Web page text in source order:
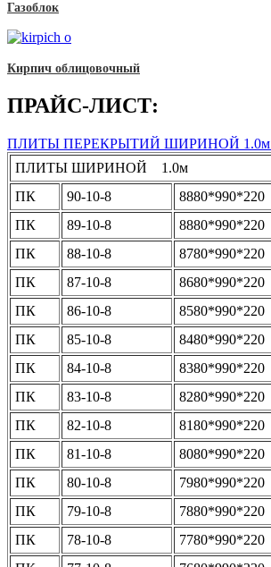
Газоблок
Кирпич облицовочный
ПРАЙС-ЛИСТ:
ПЛИТЫ ПЕРЕКРЫТИЙ ШИРИНОЙ 1.0м
ПЛИТЫ ШИРИНОЙ 1.0м
ПК
90-10-8 8880*990*220
ПК
89-10-8 8880*990*220
ПК
88-10-8 8780*990*220
ПК
87-10-8 8680*990*220
ПК
86-10-8 8580*990*220
ПК
85-10-8 8480*990*220
ПК
84-10-8 8380*990*220
ПК
83-10-8 8280*990*220
ПК
82-10-8 8180*990*220
ПК
81-10-8 8080*990*220
ПК
80-10-8 7980*990*220
ПК
79-10-8 7880*990*220
ПК
78-10-8 7780*990*220